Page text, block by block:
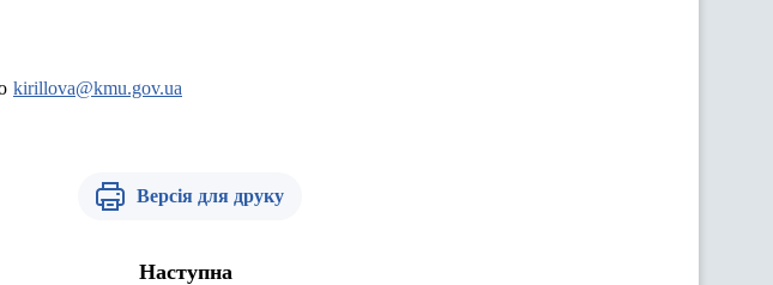
kirillova@kmu.gov.ua
Версія для друку
Наступна